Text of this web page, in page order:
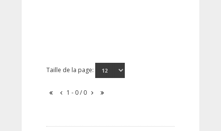
Taille de la page:
1 - 0 / 0